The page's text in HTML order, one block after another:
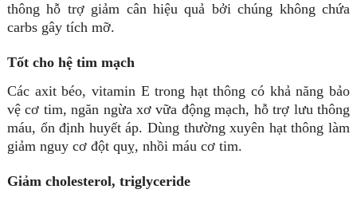
thông hỗ trợ giảm cân hiệu quả bởi chúng không chứa
carbs gây tích mỡ.
Tốt cho hệ tim mạch
Các axit béo, vitamin E trong hạt thông có khả năng bảo
vệ cơ tim, ngăn ngừa xơ vữa động mạch, hỗ trợ lưu thông
máu, ổn định huyết áp. Dùng thường xuyên hạt thông làm
giảm nguy cơ đột quỵ, nhồi máu cơ tim.
Giảm cholesterol, triglyceride